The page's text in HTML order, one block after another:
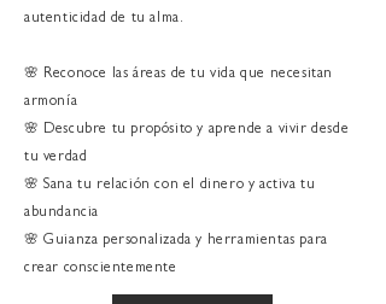
autenticidad de tu alma.
🌸 Reconoce las áreas de tu vida que necesitan
armonía
🌸 Descubre tu propósito y aprende a vivir desde
tu verdad
🌸 Sana tu relación con el dinero y activa tu
abundancia
🌸 Guianza personalizada y herramientas para
crear conscientemente